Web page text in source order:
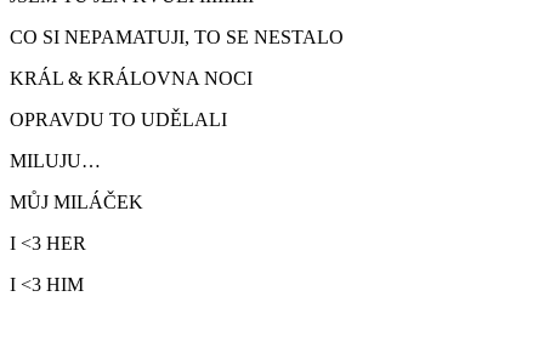
CO SI NEPAMATUJI, TO SE NESTALO
KRÁL & KRÁLOVNA NOCI
OPRAVDU TO UDĚLALI
MILUJU…
MŮJ MILÁČEK
I <3 HER
I <3 HIM